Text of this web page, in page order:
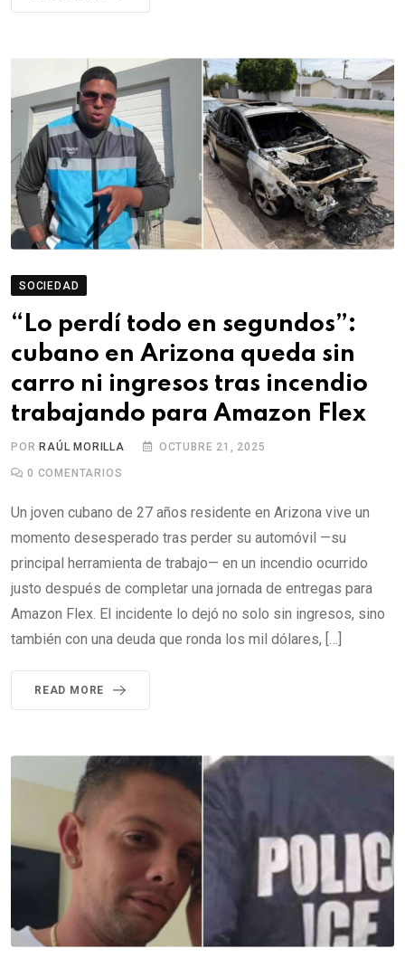
SOCIEDAD
“Lo perdí todo en segundos”:
cubano en Arizona queda sin
carro ni ingresos tras incendio
trabajando para Amazon Flex
POR RAÚL MORILLA OCTUBRE 21, 2025
0 COMENTARIOS
Un joven cubano de 27 años residente en Arizona vive un
momento desesperado tras perder su automóvil —su
principal herramienta de trabajo— en un incendio ocurrido
justo después de completar una jornada de entregas para
Amazon Flex. El incidente lo dejó no solo sin ingresos, sino
también con una deuda que ronda los mil dólares, […]
READ MORE